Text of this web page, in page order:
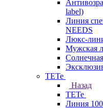
label)
Линия
NEEDS
Люкс-
Мужская
TETe
Назад
TETe
Линия